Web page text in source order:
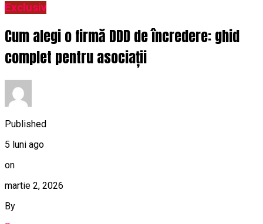
Exclusiv
Cum alegi o firmă DDD de încredere: ghid
complet pentru asociații
Published
5 luni ago
on
martie 2, 2026
By